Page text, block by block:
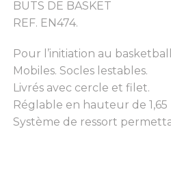
BUTS DE BASKET
REF. EN474.
Pour l’initiation au
Mobiles. Socles lestables.
Livrés avec cercle et filet.
Réglable en hauteur de 1,65
Système de ressort